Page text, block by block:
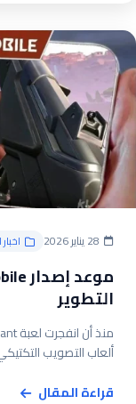
28 يناير 2026
التطوير
ألعاب التصويب
قراءة المقال